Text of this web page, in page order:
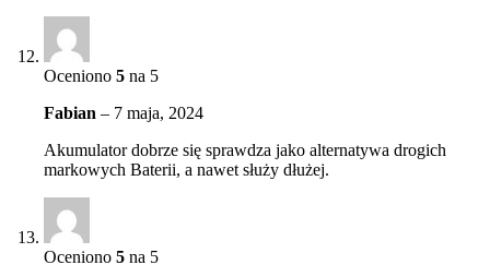
Oceniono 5 na 5
Fabian – 7 maja, 2024
Akumulator dobrze się sprawdza jako alternatywa drogich
markowych Baterii, a nawet służy dłużej.
Oceniono 5 na 5